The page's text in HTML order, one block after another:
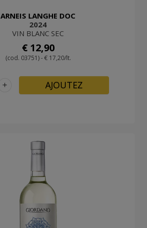
ARNEIS LANGHE DOC
2024
VIN BLANC SEC
€ 12,90
(cod. 03751) - € 17,20/lt.
+ AJOUTEZ